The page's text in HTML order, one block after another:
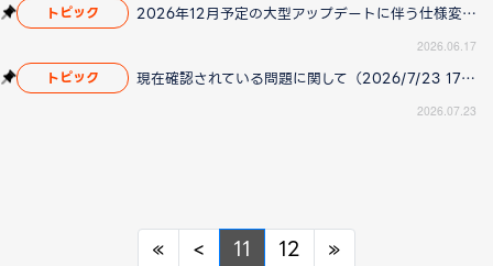
トピック 2026年12月予定の大型アップデートに伴う仕様変更のお知らせ
2026.06.17
トピック 現在確認されている問題に関して（2026/7/23 17:00更新）
2026.07.23
« Previous
< Previous
11 12 »